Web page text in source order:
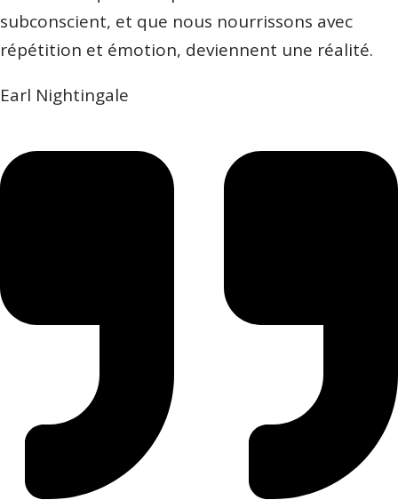
subconscient, et que nous nourrissons avec
répétition et émotion, deviennent une réalité.
Earl Nightingale